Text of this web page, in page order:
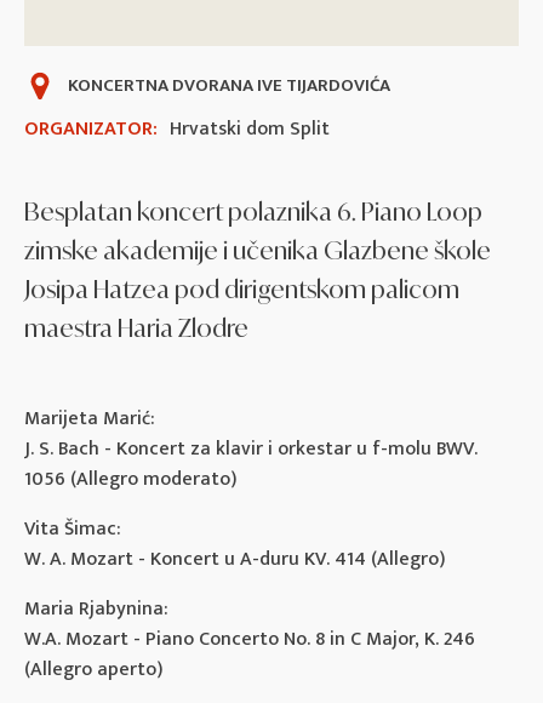
ORGANIZATOR: Hrvatski dom Split
KONCERTNA DVORANA IVE TIJARDOVIĆA
Besplatan koncert polaznika 6. Piano Loop
zimske akademije i učenika Glazbene škole
Josipa Hatzea pod dirigentskom palicom
maestra Haria Zlodre
Marijeta Marić:
J. S. Bach - Koncert za klavir i orkestar u f-molu BWV.
1056 (Allegro moderato)
Vita Šimac:
W. A. Mozart - Koncert u A-duru KV. 414 (Allegro)
Maria Rjabynina:
W.A. Mozart - Piano Concerto No. 8 in C Major, K. 246
(Allegro aperto)